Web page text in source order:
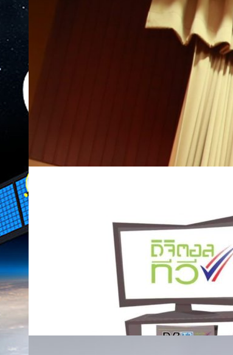
กสทช. เปิดตัว “MoCheck” ขั้นตอนง่าย
กสทช. เปิดตัวแอปพลิเคชัน "MoCheck" สำหรับตรวจส
หรือเครื่องใหม่ที่ต้องการซื้อก็ตรวจสอบได้ จะค้นหาด้ว
ได้รับเกียรติจากรองเลขาธิการกสทช. นายก่อเกียรติ ด่า
มานั้นถือว่าเราได้ทำการพัฒนาแอปพลิชันใหม่ๆ ออกมา
ใช้งานอย่างต่อเนื่อง ตั้งแต่แอปพลิเคชัน 2 แชะ, 2 แชะ
ตัวแอปพลิเคชัน MoCheck โดยมีวัตถุประสงค์เพื่อต้อง
สามารถตรวจสอบโทรศัพท์เคลื่อนที่ที่ผ่านการรับรองมา
เคลื่อนที่ที่ตนเองสนใจมีการตรวจรับรองมาตรฐานจากส
ปัญหาตามมาภายหลังไม่ว่าจะเป็นแบตเตอรี่ไม่ได้มาตรฐ
ว่า สำหรับแอปพลิเคชัน MoCheck นั้นถือว่าเป็นการเปิดตั
ประชาชนทั่วไปได้เข้าใจในการใช้แอปพลิเคชันนี้มากยิ่งขึ้
มากมีขั้นตอนเพียงแค่ 3 ขั้นตอนเท่านั้น โหลดแอปพลิเค
รุ่นของโทรศัพท์เคลื่อนที่ที่ต้องการตรวจสอบ…
ฐากร ตัณทสิทธิ์ เลขาธิการกสทช. ได้กล่าวว่า กสทช. จะ
นี้ใช้โดยผู้ประกอบการทีวีดิจิทัล มาจัดสรรใหม่เพื่อรองรั
ธุรกิจทีวีดิจิทัล ซึ่ง พ.อ.นที ศุกลรัตน์ ได้ทำร่างหลักเกณ
เข้าที่ประชุมบอร์ดกสทช. ในวันที่ 15 ที่ผ่านมา โดยต้องก
ให้ผู้เกี่ยวข้องในด้านทีวีดิจิทัลดังนี้ ชดเชยทีวีดิจิทัลไม่ต้อ
ชดเชยค่าเช่า MUX (เครื่องส่งและเสาส่งสัญญาณ) แ
ภาระ ผู้ประกอบการ MUX ได้รับเงินชดเชยการย้ายคลื่น
Rating ส่งผลให้ผู้ประกอบการช่องทีวีดิจิทัลไม่ต้องจ่าย
และเปิดทางให้ คืนใบอนุญาต ได้ ทั้งนี้ยังไม่ลดตัวว่าจะมี
| 2761 days ago